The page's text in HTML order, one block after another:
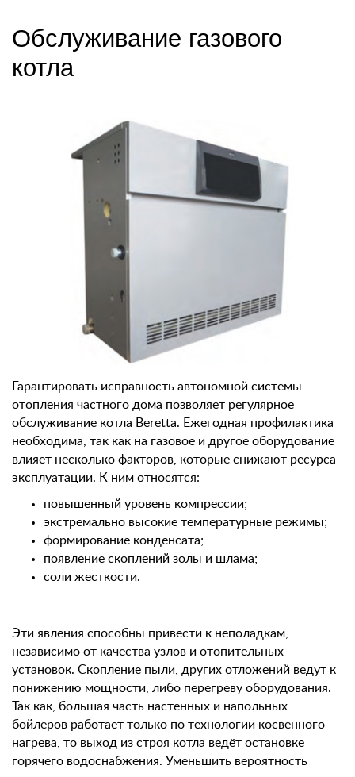
Обслуживание газового
котла
Гарантировать исправность автономной системы
отопления частного дома позволяет регулярное
обслуживание котла Beretta. Ежегодная профилактика
необходима, так как на газовое и другое оборудование
влияет несколько факторов, которые снижают ресурса
эксплуатации. К ним относятся:
повышенный уровень компрессии;
экстремально высокие температурные режимы;
формирование конденсата;
появление скоплений золы и шлама;
соли жесткости.
Эти явления способны привести к неполадкам,
независимо от качества узлов и отопительных
установок. Скопление пыли, других отложений ведут к
понижению мощности, либо перегреву оборудования.
Так как, большая часть настенных и напольных
бойлеров работает только по технологии косвенного
нагрева, то выход из строя котла ведёт остановке
горячего водоснабжения. Уменьшить вероятность